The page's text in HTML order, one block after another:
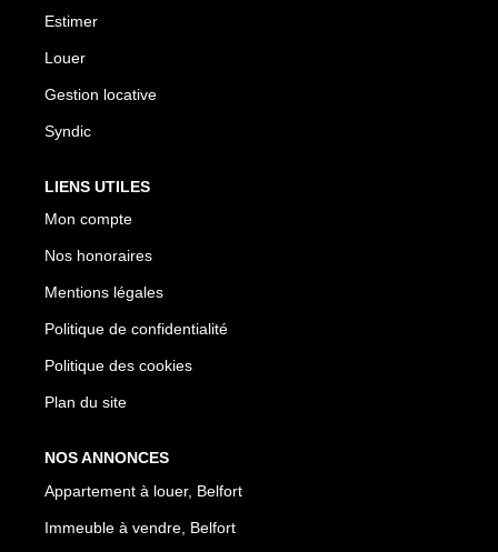
Estimer
Louer
Gestion locative
Syndic
LIENS UTILES
Mon compte
Nos honoraires
Mentions légales
Politique de confidentialité
Politique des cookies
Plan du site
NOS ANNONCES
Appartement à louer, Belfort
Immeuble à vendre, Belfort